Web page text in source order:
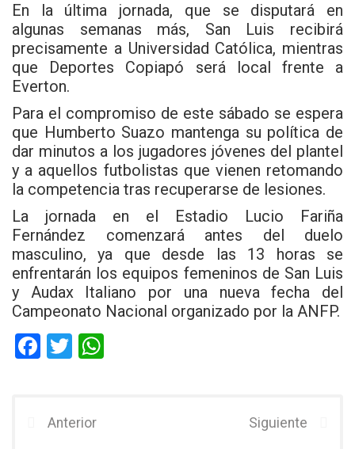
En la última jornada, que se disputará en
algunas semanas más, San Luis recibirá
precisamente a Universidad Católica, mientras
que Deportes Copiapó será local frente a
Everton.
Para el compromiso de este sábado se espera
que Humberto Suazo mantenga su política de
dar minutos a los jugadores jóvenes del plantel
y a aquellos futbolistas que vienen retomando
la competencia tras recuperarse de lesiones.
La jornada en el Estadio Lucio Fariña
Fernández comenzará antes del duelo
masculino, ya que desde las 13 horas se
enfrentarán los equipos femeninos de San Luis
y Audax Italiano por una nueva fecha del
Campeonato Nacional organizado por la ANFP.
F
b
T
er
Anterior Siguiente